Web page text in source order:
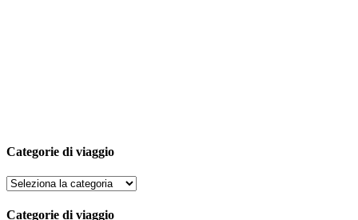
Categorie di viaggio
Categorie di viaggio